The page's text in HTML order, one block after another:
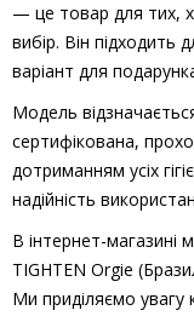
— це товар для тих,
вибір. Він
варіант для
Модель
сертифікована,
дотриманням усіх
надійність
В інтернет-магазині
TIGHTEN Orgie
Ми приділяємо увагу